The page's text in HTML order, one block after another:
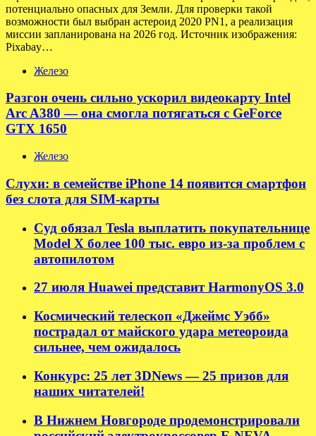
потенциально опасных для Земли. Для проверки такой
возможности был выбран астероид 2020 PN1, а реализация
миссии запланирована на 2026 год. Источник изображения:
Pixabay…
Железо
Разгон очень сильно ускорил видеокарту Intel
Arc A380 — она смогла потягаться с GeForce
GTX 1650
Железо
Слухи: в семействе iPhone 14 появится смартфон
без слота для SIM-карты
Суд обязал Tesla выплатить покупательнице
Model X более 100 тыс. евро из-за проблем с
автопилотом
27 июля Huawei представит HarmonyOS 3.0
Космический телескоп «Джеймс Уэбб»
пострадал от майского удара метеороида
сильнее, чем ожидалось
Конкурс: 25 лет 3DNews — 25 призов для
наших читателей!
В Нижнем Новгороде продемонстрировали